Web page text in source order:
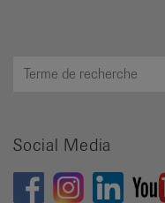
Terme
Social Media